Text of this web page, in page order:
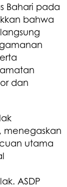
Bahari pada
bahwa
dan
menegaskan
utama
ASDP